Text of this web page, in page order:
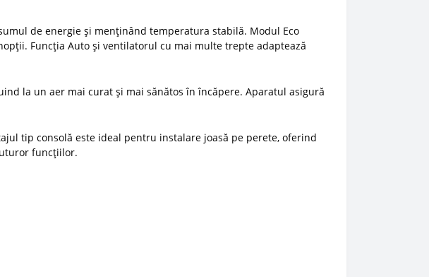
de energie și menținând temperatura stabilă. Modul Eco
Funcția Auto și ventilatorul cu mai multe trepte adaptează
la un aer mai curat și mai sănătos în încăpere. Aparatul asigură
tip consolă este ideal pentru instalare joasă pe perete, oferind
funcțiilor.